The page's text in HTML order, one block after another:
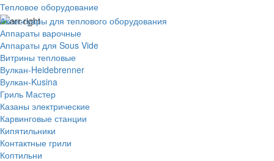
Тепловое оборудование
Аксессуары для теплового оборудования
Аппараты варочные
Аппараты для Sous Vide
Витрины тепловые
Вулкан-Heidebrenner
Вулкан-Kusina
Гриль Мастер
Казаны электрические
Карвинговые станции
Кипятильники
Контактные грили
Коптильни